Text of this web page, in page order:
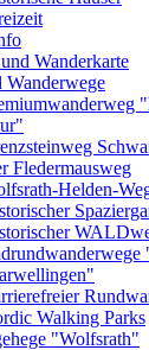
Wanderkarte
Wanderwege
Fledermausweg
Helden-
Walking Parks
"Wolfsrath"